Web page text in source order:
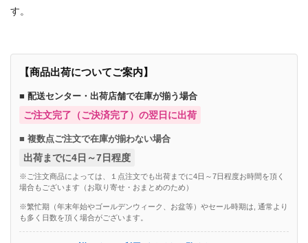
す。
【商品出荷についてご案内】
■ 配送センター・出荷店舗で在庫が揃う場合
ご注文完了（ご決済完了）の翌日に出荷
■ 複数点ご注文で在庫が揃わない場合
出荷までに4日～7日程度
※ご注文商品によっては、１点注文でも出荷までに4日～7日程度お時間を頂く
場合もございます（お取り寄せ・おまとめのため）
※繁忙期（年末年始やゴールデンウィーク、お盆等）やセール時期は, 通常より
も多く日数を頂く場合がございます。